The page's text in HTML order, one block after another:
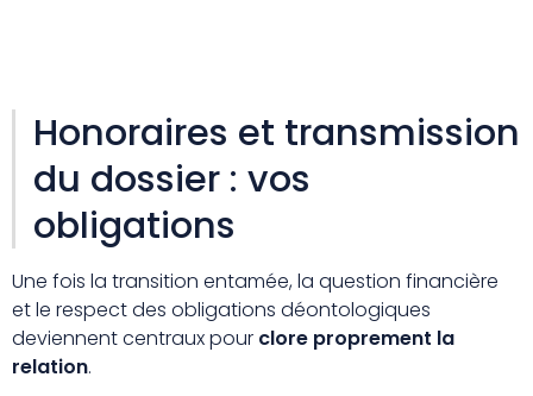
Honoraires et transmission
du dossier : vos
obligations
Une fois la transition entamée, la question financière
et le respect des obligations déontologiques
deviennent centraux pour clore proprement la
relation.